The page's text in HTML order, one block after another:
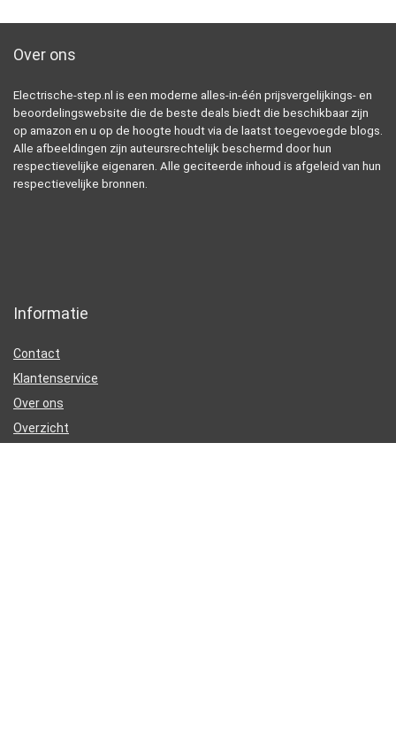
Over ons
Electrische-step.nl is een moderne alles-in-één prijsvergelijkings- en
beoordelingswebsite die de beste deals biedt die beschikbaar zijn
op amazon en u op de hoogte houdt via de laatst toegevoegde blogs.
Alle afbeeldingen zijn auteursrechtelijk beschermd door hun
respectievelijke eigenaren. Alle geciteerde inhoud is afgeleid van hun
respectievelijke bronnen.
Informatie
Contact
Klantenservice
Over ons
Overzicht